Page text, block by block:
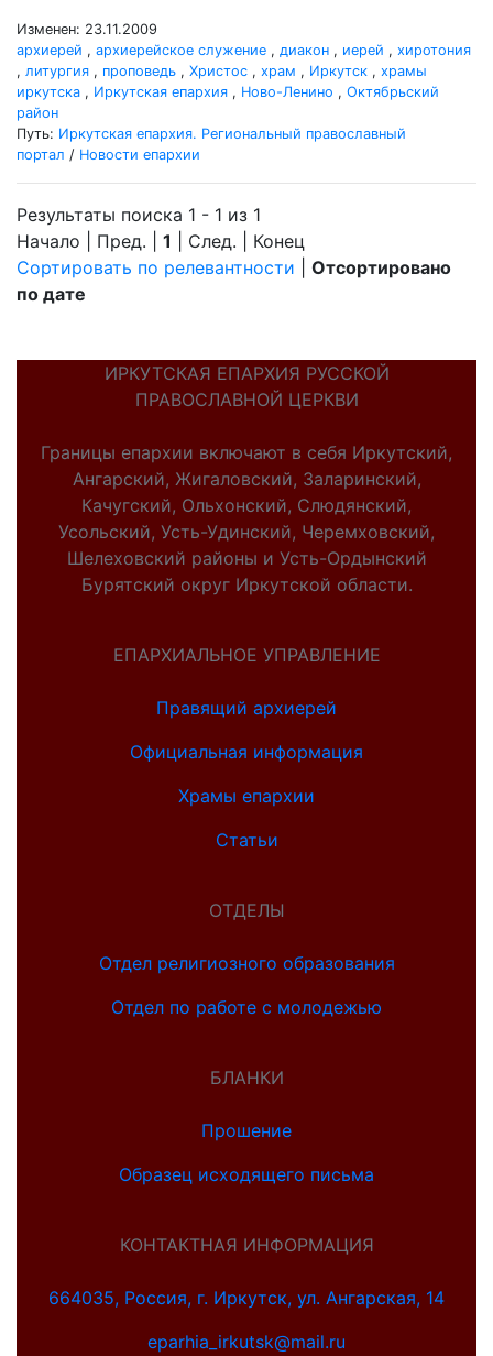
Изменен: 23.11.2009
архиерей , архиерейское служение , диакон , иерей , хиротония
, литургия , проповедь , Христос , храм , Иркутск , храмы
иркутска , Иркутская епархия , Ново-Ленино , Октябрьский
район
Путь: Иркутская епархия. Региональный православный
портал / Новости епархии
Результаты поиска 1 - 1 из 1
Начало | Пред. | 1 | След. | Конец
Сортировать по релевантности
Отсортировано
по дате
ИРКУТСКАЯ ЕПАРХИЯ РУССКОЙ
ПРАВОСЛАВНОЙ ЦЕРКВИ
Границы епархии включают в себя Иркутский,
Ангарский, Жигаловский, Заларинский,
Качугский, Ольхонский, Слюдянский,
Усольский, Усть-Удинский, Черемховский,
Шелеховский районы и Усть-Ордынский
Бурятский округ Иркутской области.
ЕПАРХИАЛЬНОЕ УПРАВЛЕНИЕ
Правящий архиерей
Официальная информация
Храмы епархии
Статьи
ОТДЕЛЫ
Отдел религиозного образования
Отдел по работе с молодежью
БЛАНКИ
Прошение
Образец исходящего письма
КОНТАКТНАЯ ИНФОРМАЦИЯ
664035, Россия, г. Иркутск, ул. Ангарская, 14
eparhia_irkutsk@mail.ru